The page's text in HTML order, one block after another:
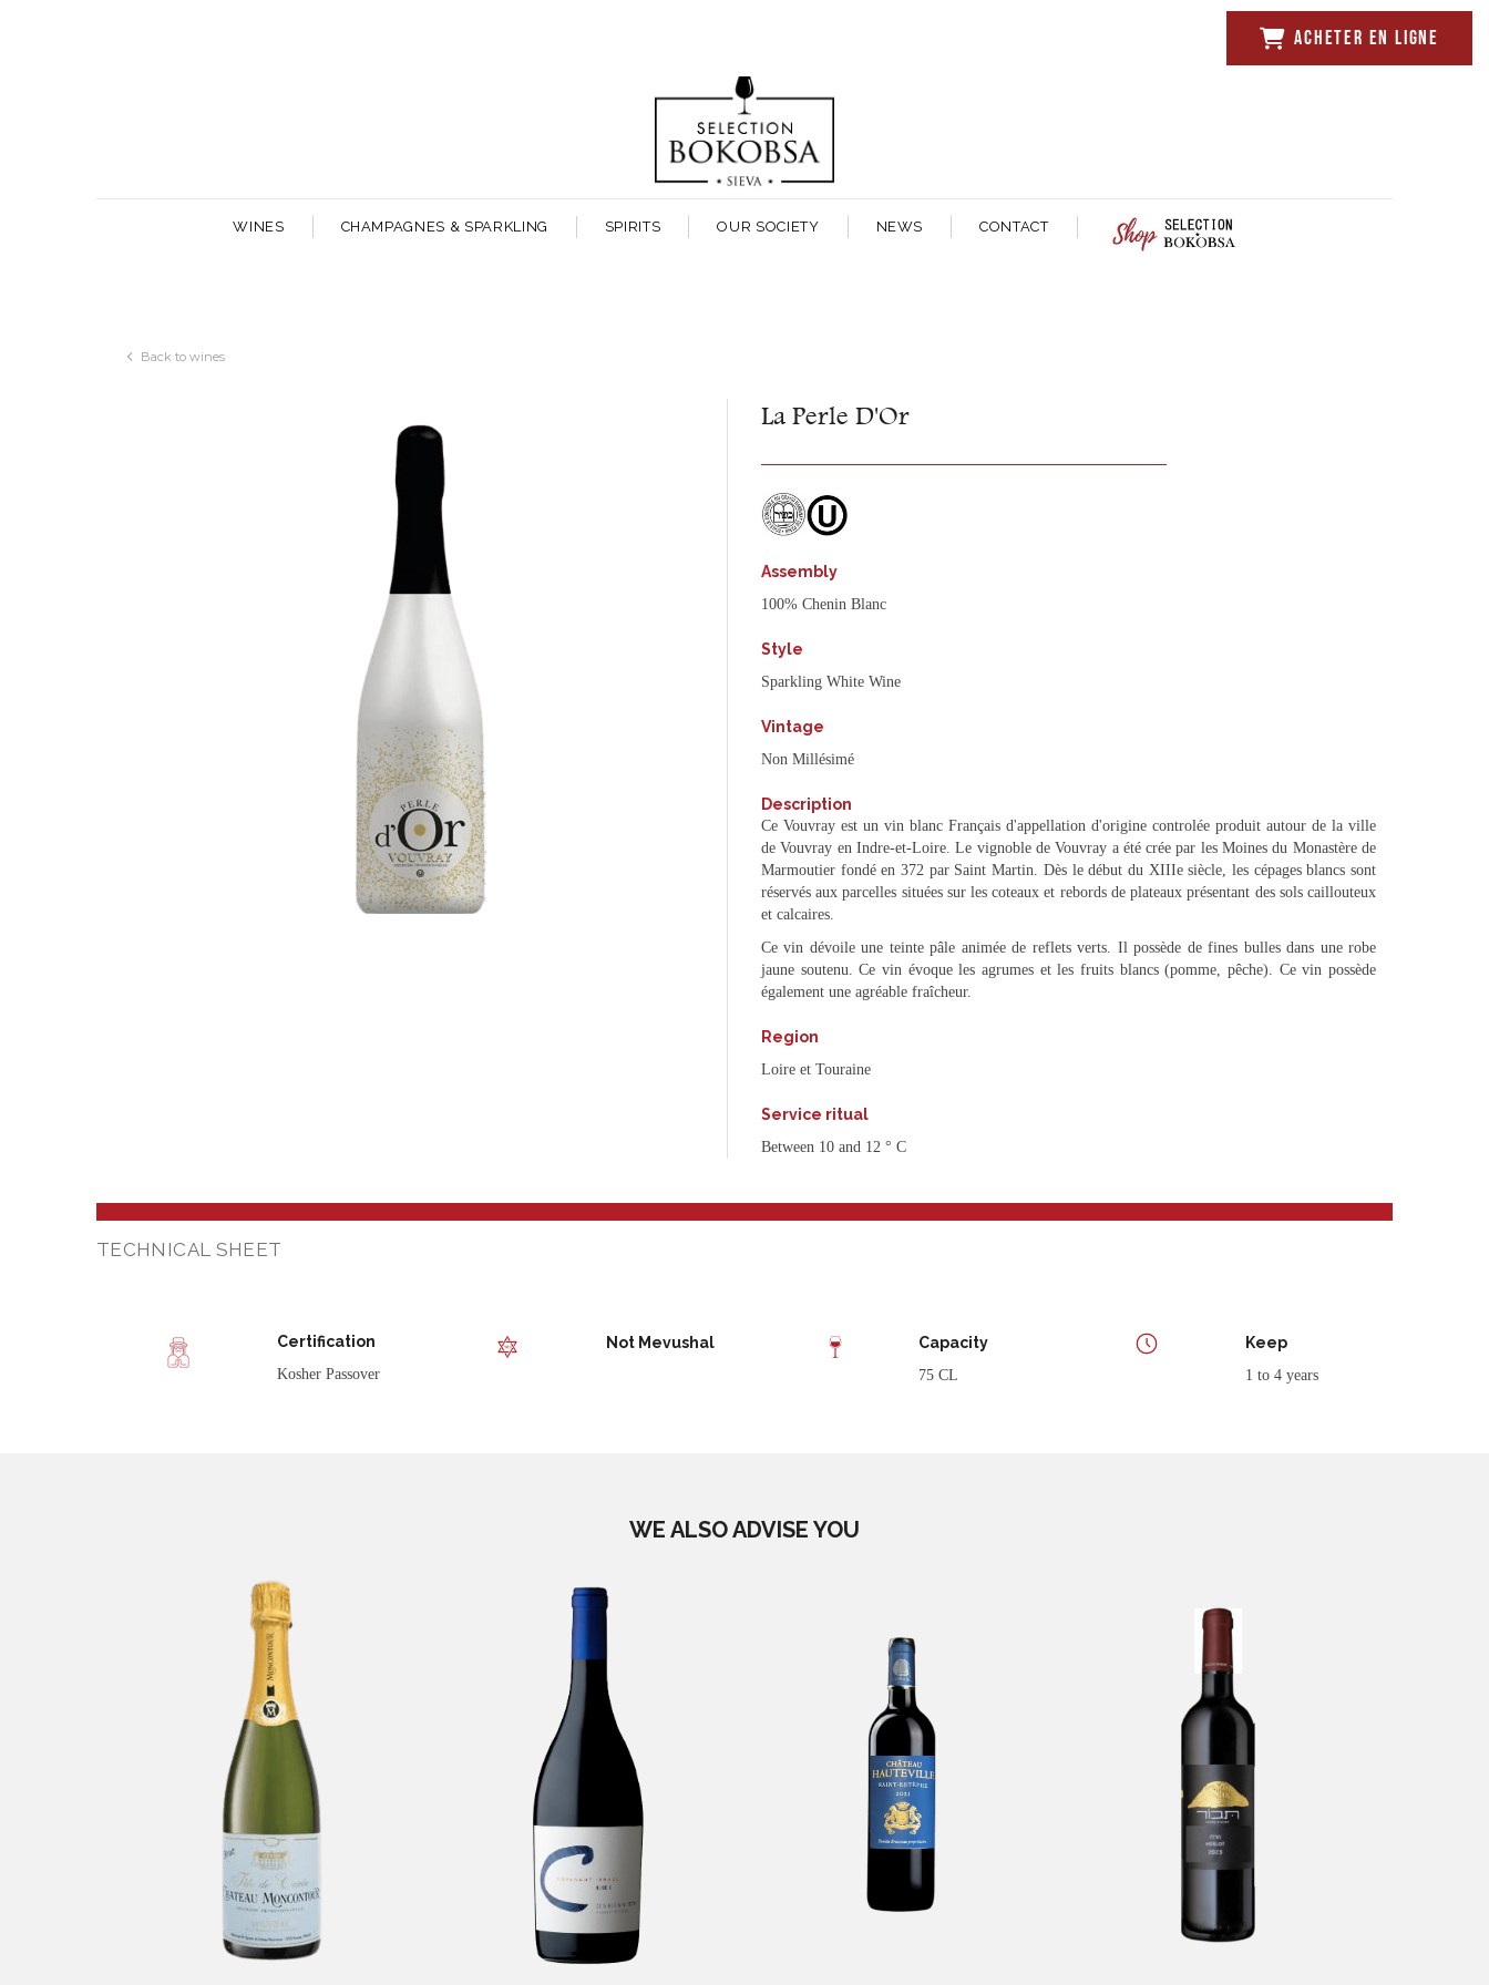
ACHETER EN LIGNE
WINES CHAMPAGNES & SPARKLING SPIRITS OUR SOCIETY NEWS CONTACT
Back to wines
La Perle D'Or
Assembly
100% Chenin Blanc
Style
Sparkling White Wine
Vintage
Non Millésimé
Description
Ce Vouvray est un vin blanc Français d'appellation d'origine controlée produit autour de la ville
de Vouvray en Indre-et-Loire. Le vignoble de Vouvray a été crée par les Moines du Monastère de
Marmoutier fondé en 372 par Saint Martin. Dès le début du XIIIe siècle, les cépages blancs sont
réservés aux parcelles situées sur les coteaux et rebords de plateaux présentant des sols caillouteux
et calcaires.
Ce vin dévoile une teinte pâle animée de reflets verts. Il possède de fines bulles dans une robe
jaune soutenu. Ce vin évoque les agrumes et les fruits blancs (pomme, pêche). Ce vin possède
également une agréable fraîcheur.
Region
Loire et Touraine
Service ritual
Between 10 and 12 ° C
TECHNICAL SHEET
Certification
Kosher Passover
Not Mevushal Capacity
75 CL
Keep
1 to 4 years
WE ALSO ADVISE YOU
Vouvray De
Moncontour
-
Loire et Touraine
Covenant Israël Blue C
Adom
Château Hauteville
-
Saint Estephe
Tabor Har Merlot
Tabor